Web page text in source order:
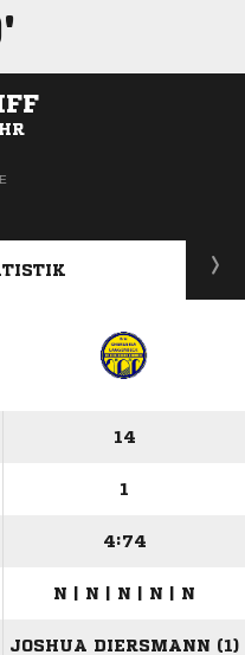
14
1
4:74
N | N | N | N | N
JOSHUA DIERSMANN (1)